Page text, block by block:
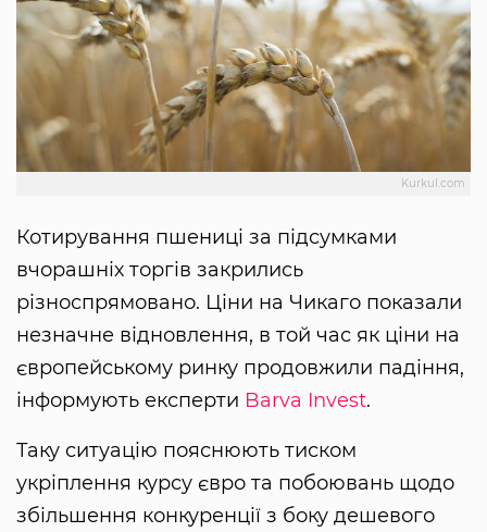
Kurkul.com
Котирування пшениці за підсумками
вчорашніх торгів закрились
різноспрямовано. Ціни на Чикаго показали
незначне відновлення, в той час як ціни на
європейському ринку продовжили падіння,
інформують експерти Barva Invest.
Таку ситуацію пояснюють тиском
укріплення курсу євро та побоювань щодо
збільшення конкуренції з боку дешевого